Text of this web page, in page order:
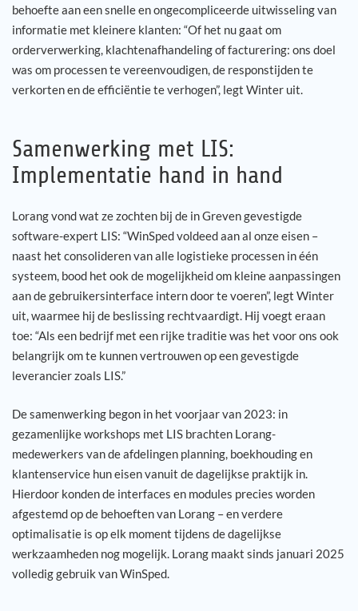
behoefte aan een snelle en ongecompliceerde uitwisseling van
informatie met kleinere klanten: “Of het nu gaat om
orderverwerking, klachtenafhandeling of facturering: ons doel
was om processen te vereenvoudigen, de responstijden te
verkorten en de efficiëntie te verhogen”, legt Winter uit.
Samenwerking met LIS:
Implementatie hand in hand
Lorang vond wat ze zochten bij de in Greven gevestigde
software-expert LIS: “WinSped voldeed aan al onze eisen –
naast het consolideren van alle logistieke processen in één
systeem, bood het ook de mogelijkheid om kleine aanpassingen
aan de gebruikersinterface intern door te voeren”, legt Winter
uit, waarmee hij de beslissing rechtvaardigt. Hij voegt eraan
toe: “Als een bedrijf met een rijke traditie was het voor ons ook
belangrijk om te kunnen vertrouwen op een gevestigde
leverancier zoals LIS.”
De samenwerking begon in het voorjaar van 2023: in
gezamenlijke workshops met LIS brachten Lorang-
medewerkers van de afdelingen planning, boekhouding en
klantenservice hun eisen vanuit de dagelijkse praktijk in.
Hierdoor konden de interfaces en modules precies worden
afgestemd op de behoeften van Lorang – en verdere
optimalisatie is op elk moment tijdens de dagelijkse
werkzaamheden nog mogelijk. Lorang maakt sinds januari 2025
volledig gebruik van WinSped.